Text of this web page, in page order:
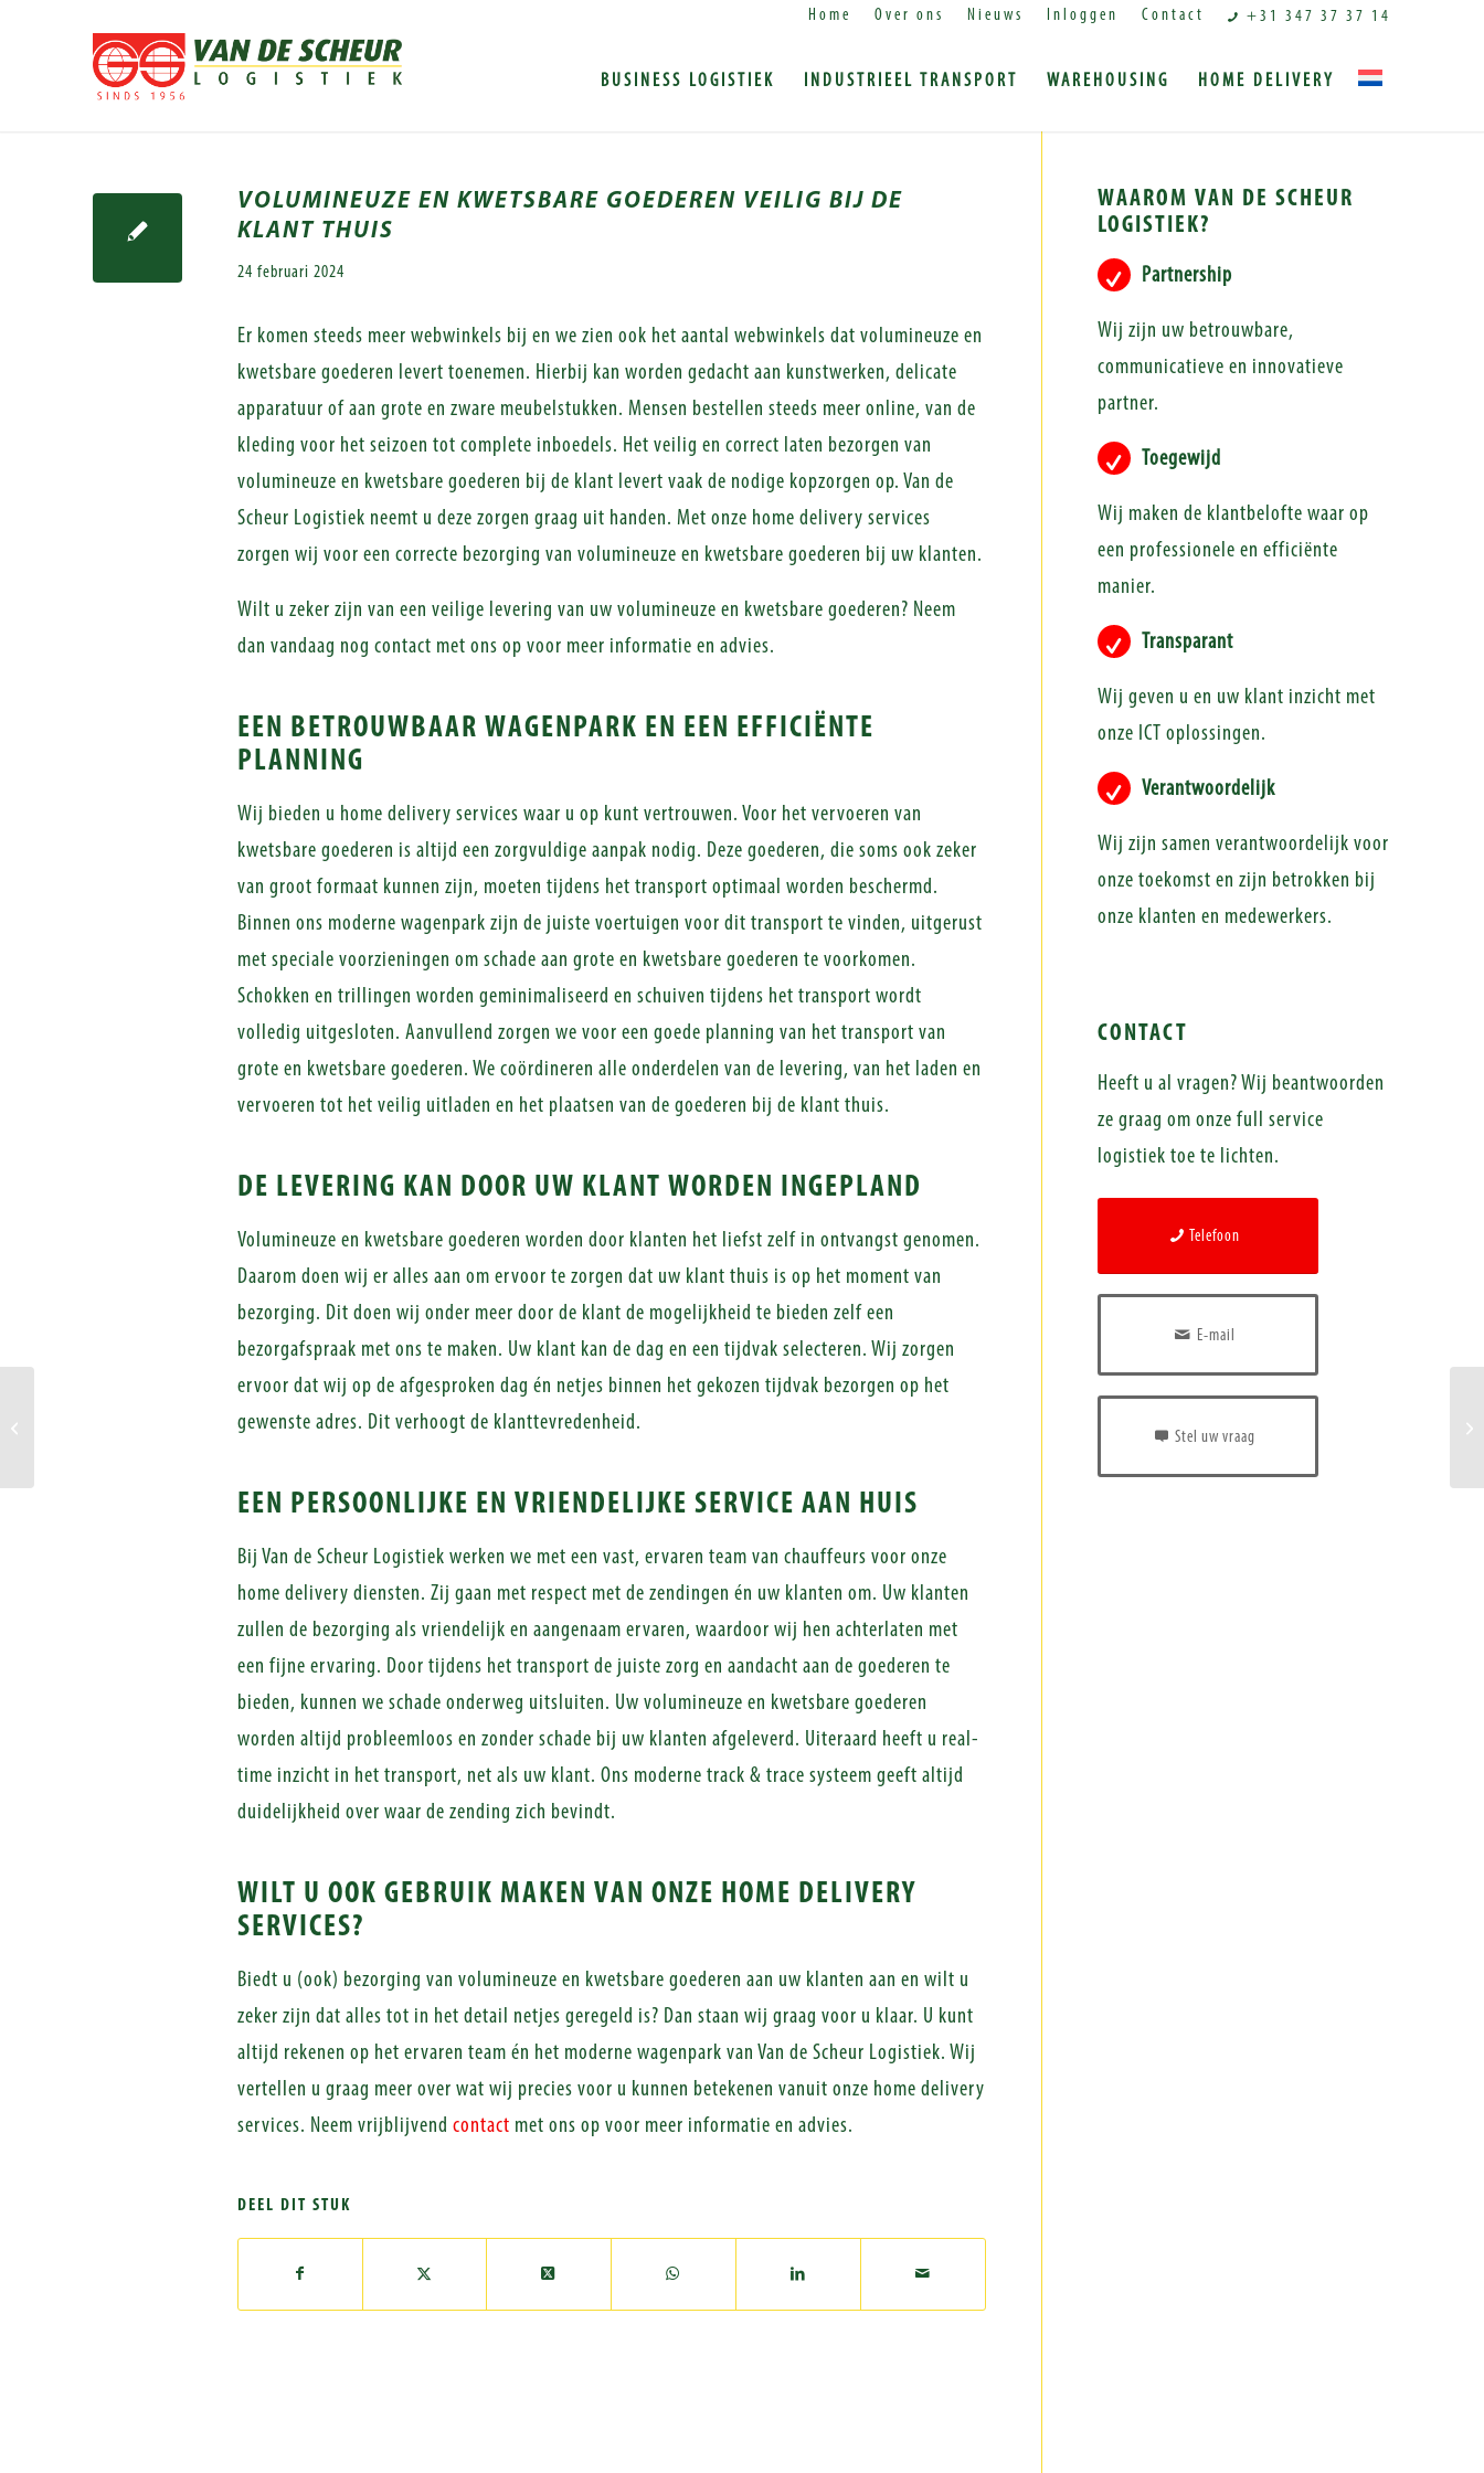
Home Over ons Nieuws Inloggen Contact +31 347 37 37 14
BUSINESS LOGISTIEK INDUSTRIEEL TRANSPORT WAREHOUSING HOME DELIVERY
VOLUMINEUZE EN KWETSBARE GOEDEREN VEILIG BIJ DE
KLANT THUIS
24 februari 2024
Er komen steeds meer webwinkels bij en we zien ook het aantal webwinkels dat volumineuze en
kwetsbare goederen levert toenemen. Hierbij kan worden gedacht aan kunstwerken, delicate
apparatuur of aan grote en zware meubelstukken. Mensen bestellen steeds meer online, van de
kleding voor het seizoen tot complete inboedels. Het veilig en correct laten bezorgen van
volumineuze en kwetsbare goederen bij de klant levert vaak de nodige kopzorgen op. Van de
Scheur Logistiek neemt u deze zorgen graag uit handen. Met onze home delivery services
zorgen wij voor een correcte bezorging van volumineuze en kwetsbare goederen bij uw klanten.
Wilt u zeker zijn van een veilige levering van uw volumineuze en kwetsbare goederen? Neem
dan vandaag nog contact met ons op voor meer informatie en advies.
EEN BETROUWBAAR WAGENPARK EN EEN EFFICIËNTE
PLANNING
Wij bieden u home delivery services waar u op kunt vertrouwen. Voor het vervoeren van
kwetsbare goederen is altijd een zorgvuldige aanpak nodig. Deze goederen, die soms ook zeker
van groot formaat kunnen zijn, moeten tijdens het transport optimaal worden beschermd.
Binnen ons moderne wagenpark zijn de juiste voertuigen voor dit transport te vinden, uitgerust
met speciale voorzieningen om schade aan grote en kwetsbare goederen te voorkomen.
Schokken en trillingen worden geminimaliseerd en schuiven tijdens het transport wordt
volledig uitgesloten. Aanvullend zorgen we voor een goede planning van het transport van
grote en kwetsbare goederen. We coördineren alle onderdelen van de levering, van het laden en
vervoeren tot het veilig uitladen en het plaatsen van de goederen bij de klant thuis.
DE LEVERING KAN DOOR UW KLANT WORDEN INGEPLAND
Volumineuze en kwetsbare goederen worden door klanten het liefst zelf in ontvangst genomen.
Daarom doen wij er alles aan om ervoor te zorgen dat uw klant thuis is op het moment van
bezorging. Dit doen wij onder meer door de klant de mogelijkheid te bieden zelf een
bezorgafspraak met ons te maken. Uw klant kan de dag en een tijdvak selecteren. Wij zorgen
ervoor dat wij op de afgesproken dag én netjes binnen het gekozen tijdvak bezorgen op het
gewenste adres. Dit verhoogt de klanttevredenheid.
EEN PERSOONLIJKE EN VRIENDELIJKE SERVICE AAN HUIS
Bij Van de Scheur Logistiek werken we met een vast, ervaren team van chauffeurs voor onze
home delivery diensten. Zij gaan met respect met de zendingen én uw klanten om. Uw klanten
zullen de bezorging als vriendelijk en aangenaam ervaren, waardoor wij hen achterlaten met
een fijne ervaring. Door tijdens het transport de juiste zorg en aandacht aan de goederen te
bieden, kunnen we schade onderweg uitsluiten. Uw volumineuze en kwetsbare goederen
worden altijd probleemloos en zonder schade bij uw klanten afgeleverd. Uiteraard heeft u real-
time inzicht in het transport, net als uw klant. Ons moderne track & trace systeem geeft altijd
duidelijkheid over waar de zending zich bevindt.
WILT U OOK GEBRUIK MAKEN VAN ONZE HOME DELIVERY
SERVICES?
Biedt u (ook) bezorging van volumineuze en kwetsbare goederen aan uw klanten aan en wilt u
zeker zijn dat alles tot in het detail netjes geregeld is? Dan staan wij graag voor u klaar. U kunt
altijd rekenen op het ervaren team én het moderne wagenpark van Van de Scheur Logistiek. Wij
vertellen u graag meer over wat wij precies voor u kunnen betekenen vanuit onze home delivery
services. Neem vrijblijvend contact met ons op voor meer informatie en advies.
DEEL DIT STUK
WAAROM VAN DE SCHEUR
LOGISTIEK?
Partnership
Wij zijn uw betrouwbare,
communicatieve en innovatieve
partner.
Toegewijd
Wij maken de klantbelofte waar op
een professionele en efficiënte
manier.
Transparant
Wij geven u en uw klant inzicht met
onze ICT oplossingen.
Verantwoordelijk
Wij zijn samen verantwoordelijk voor
onze toekomst en zijn betrokken bij
onze klanten en medewerkers.
CONTACT
Heeft u al vragen? Wij beantwoorden
ze graag om onze full service
logistiek toe te lichten.
Telefoon
E-mail
Stel uw vraag